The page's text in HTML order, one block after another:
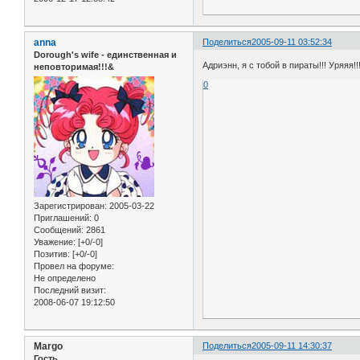
Поделиться2005-09-11 03:52:34
anna
Dorough's wife - единственная и
неповторимая!!!&
Зарегистрирован: 2005-03-22
Приглашений: 0
Сообщений: 2861
Уважение: [+0/-0]
Позитив: [+0/-0]
Провел на форуме:
Не определено
Последний визит:
2008-06-07 19:12:50
Адриэнн, я с тобой в пираты!!!
0
Поделиться2005-09-11 14:30:37
Margo